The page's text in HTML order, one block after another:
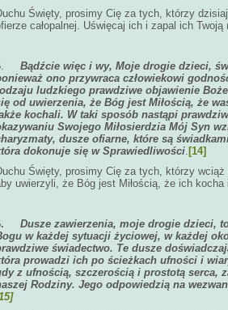
Święty, prosimy Cię za tych, którzy
całopalnej. Uświęcaj ich i zapal ich Twoją
Bądźcie więc i wy, Moje drogie dzieci,
ono przywraca człowiekowi
ludzkiego prawdziwe objawienie
od uwierzenia, że Bóg jest Miłością, że
kochali. W taki sposób nastąpi
Swojego Miłosierdzia Mój Syn
dusze ofiarne, które są
dokonuje się w Sprawiedliwości. [14]
Święty, prosimy Cię za tych, którzy wciąż
uwierzyli, że Bóg jest Miłością, że ich
Dusze zawierzenia, moje drogie dzieci,
w każdej sytuacji życiowej, w każdej
świadectwo. Te dusze
prowadzi ich po ścieżkach ufności i
z ufnością, szczerością i prostotą serca,
Rodziny. Jego odpowiedzią na